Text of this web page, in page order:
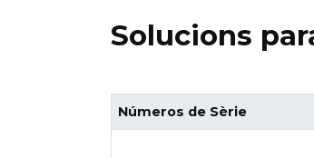
Solucions
Números de Sèrie